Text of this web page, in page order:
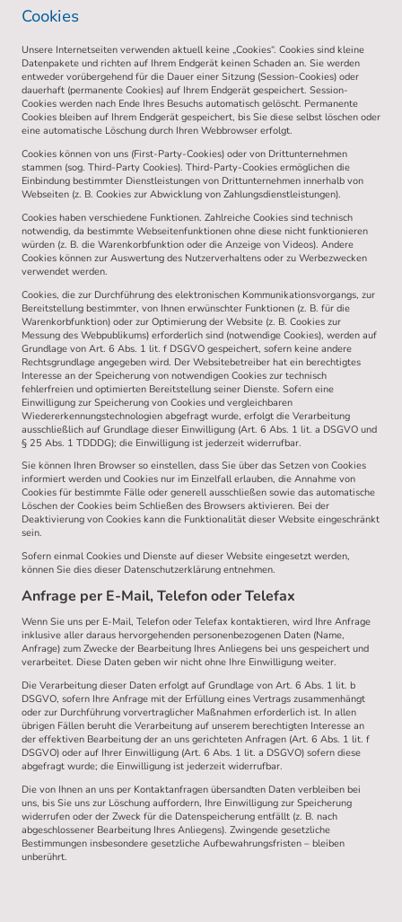
Cookies
Unsere Internetseiten verwenden aktuell keine „Cookies“. Cookies sind kleine
Datenpakete und richten auf Ihrem Endgerät keinen Schaden an. Sie werden
entweder vorübergehend für die Dauer einer Sitzung (Session-Cookies) oder
dauerhaft (permanente Cookies) auf Ihrem Endgerät gespeichert. Session-
Cookies werden nach Ende Ihres Besuchs automatisch gelöscht. Permanente
Cookies bleiben auf Ihrem Endgerät gespeichert, bis Sie diese selbst löschen oder
eine automatische Löschung durch Ihren Webbrowser erfolgt.
Cookies können von uns (First-Party-Cookies) oder von Drittunternehmen
stammen (sog. Third-Party Cookies). Third-Party-Cookies ermöglichen die
Einbindung bestimmter Dienstleistungen von Drittunternehmen innerhalb von
Webseiten (z. B. Cookies zur Abwicklung von Zahlungsdienstleistungen).
Cookies haben verschiedene Funktionen. Zahlreiche Cookies sind technisch
notwendig, da bestimmte Webseitenfunktionen ohne diese nicht funktionieren
würden (z. B. die Warenkorbfunktion oder die Anzeige von Videos). Andere
Cookies können zur Auswertung des Nutzerverhaltens oder zu Werbezwecken
verwendet werden.
Cookies, die zur Durchführung des elektronischen Kommunikationsvorgangs, zur
Bereitstellung bestimmter, von Ihnen erwünschter Funktionen (z. B. für die
Warenkorbfunktion) oder zur Optimierung der Website (z. B. Cookies zur
Messung des Webpublikums) erforderlich sind (notwendige Cookies), werden auf
Grundlage von Art. 6 Abs. 1 lit. f DSGVO gespeichert, sofern keine andere
Rechtsgrundlage angegeben wird. Der Websitebetreiber hat ein berechtigtes
Interesse an der Speicherung von notwendigen Cookies zur technisch
fehlerfreien und optimierten Bereitstellung seiner Dienste. Sofern eine
Einwilligung zur Speicherung von Cookies und vergleichbaren
Wiedererkennungstechnologien abgefragt wurde, erfolgt die Verarbeitung
ausschließlich auf Grundlage dieser Einwilligung (Art. 6 Abs. 1 lit. a DSGVO und
§ 25 Abs. 1 TDDDG); die Einwilligung ist jederzeit widerrufbar.
Sie können Ihren Browser so einstellen, dass Sie über das Setzen von Cookies
informiert werden und Cookies nur im Einzelfall erlauben, die Annahme von
Cookies für bestimmte Fälle oder generell ausschließen sowie das automatische
Löschen der Cookies beim Schließen des Browsers aktivieren. Bei der
Deaktivierung von Cookies kann die Funktionalität dieser Website eingeschränkt
sein.
Sofern einmal Cookies und Dienste auf dieser Website eingesetzt werden,
können Sie dies dieser Datenschutzerklärung entnehmen.
Anfrage per E-Mail, Telefon oder Telefax
Wenn Sie uns per E-Mail, Telefon oder Telefax kontaktieren, wird Ihre Anfrage
inklusive aller daraus hervorgehenden personenbezogenen Daten (Name,
Anfrage) zum Zwecke der Bearbeitung Ihres Anliegens bei uns gespeichert und
verarbeitet. Diese Daten geben wir nicht ohne Ihre Einwilligung weiter.
Die Verarbeitung dieser Daten erfolgt auf Grundlage von Art. 6 Abs. 1 lit. b
DSGVO, sofern Ihre Anfrage mit der Erfüllung eines Vertrags zusammenhängt
oder zur Durchführung vorvertraglicher Maßnahmen erforderlich ist. In allen
übrigen Fällen beruht die Verarbeitung auf unserem berechtigten Interesse an
der effektiven Bearbeitung der an uns gerichteten Anfragen (Art. 6 Abs. 1 lit. f
DSGVO) oder auf Ihrer Einwilligung (Art. 6 Abs. 1 lit. a DSGVO) sofern diese
abgefragt wurde; die Einwilligung ist jederzeit widerrufbar.
Die von Ihnen an uns per Kontaktanfragen übersandten Daten verbleiben bei
uns, bis Sie uns zur Löschung auffordern, Ihre Einwilligung zur Speicherung
widerrufen oder der Zweck für die Datenspeicherung entfällt (z. B. nach
abgeschlossener Bearbeitung Ihres Anliegens). Zwingende gesetzliche
Bestimmungen insbesondere gesetzliche Aufbewahrungsfristen – bleiben
unberührt.